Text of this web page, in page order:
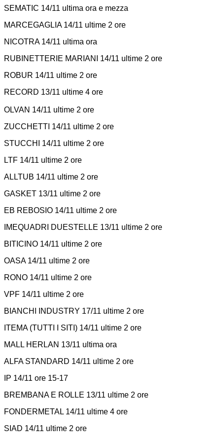
SEMATIC 14/11 ultima ora e mezza
MARCEGAGLIA 14/11 ultime 2 ore
NICOTRA 14/11 ultima ora
RUBINETTERIE MARIANI 14/11 ultime 2 ore
ROBUR 14/11 ultime 2 ore
RECORD 13/11 ultime 4 ore
OLVAN 14/11 ultime 2 ore
ZUCCHETTI 14/11 ultime 2 ore
STUCCHI 14/11 ultime 2 ore
LTF 14/11 ultime 2 ore
ALLTUB 14/11 ultime 2 ore
GASKET 13/11 ultime 2 ore
EB REBOSIO 14/11 ultime 2 ore
IMEQUADRI DUESTELLE 13/11 ultime 2 ore
BITICINO 14/11 ultime 2 ore
OASA 14/11 ultime 2 ore
RONO 14/11 ultime 2 ore
VPF 14/11 ultime 2 ore
BIANCHI INDUSTRY 17/11 ultime 2 ore
ITEMA (TUTTI I SITI) 14/11 ultime 2 ore
MALL HERLAN 13/11 ultima ora
ALFA STANDARD 14/11 ultime 2 ore
IP 14/11 ore 15-17
BREMBANA E ROLLE 13/11 ultime 2 ore
FONDERMETAL 14/11 ultime 4 ore
SIAD 14/11 ultime 2 ore